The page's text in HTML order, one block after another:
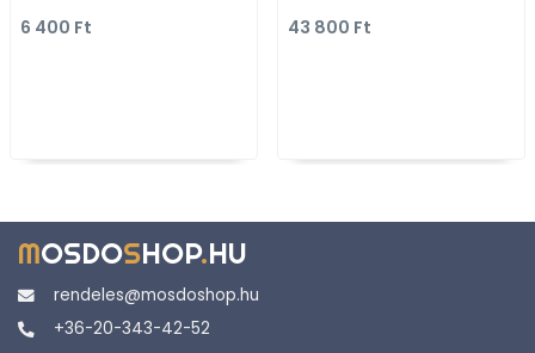
Fehér, mintás
6 400 Ft
43 800 Ft
MOSDOSHOP.HU
rendeles@mosdoshop.hu
+36-20-343-42-52